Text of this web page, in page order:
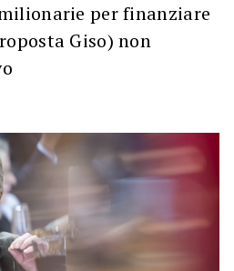
per finanziare
Giso) non